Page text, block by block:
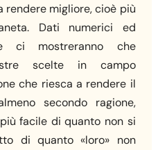
migliore, cioè più
Dati numerici ed
ci mostreranno che
scelte in campo
che riesca a rendere il
secondo ragione,
facile di quanto non si
di quanto «loro» non